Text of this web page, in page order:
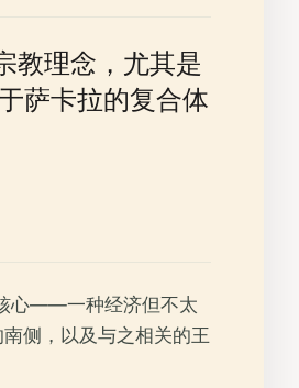
教理念，尤其是
萨卡拉的复合体
心——一种经济但不太
侧，以及与之相关的王